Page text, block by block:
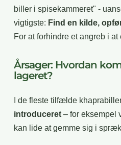
biller i spisekammeret" -
vigtigste: Find en kilde,
For at forhindre et angreb i at
Årsager: Hvordan
lageret?
I de fleste tilfælde
introduceret – for eksempel
kan lide at gemme sig i